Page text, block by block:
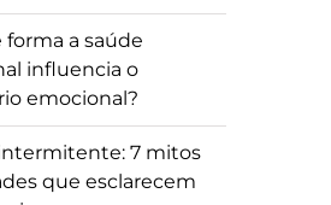
forma a saúde
influencia o
emocional?
7 mitos
que esclarecem